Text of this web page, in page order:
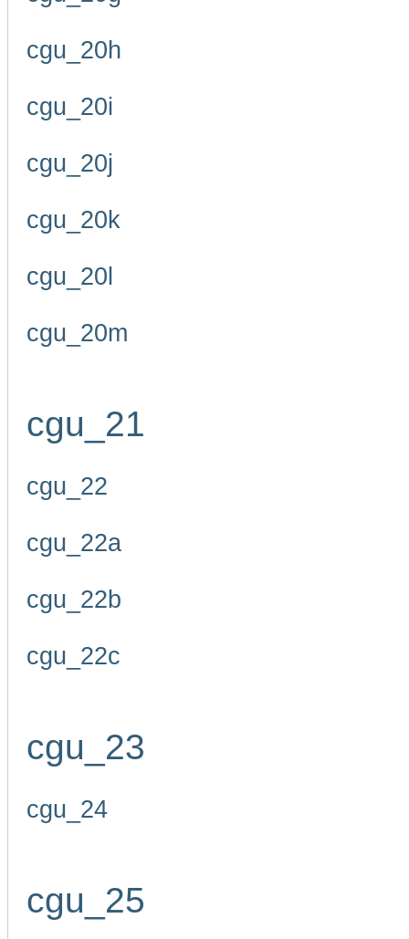
cgu_20h
cgu_20i
cgu_20j
cgu_20k
cgu_20l
cgu_20m
cgu_21
cgu_22
cgu_22a
cgu_22b
cgu_22c
cgu_23
cgu_24
cgu_25